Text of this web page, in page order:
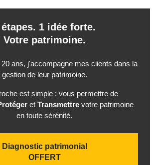
1 idée forte.
Votre patrimoine.
ans, j'accompagne mes clients dans la
gestion de leur patrimoine.
est simple : vous permettre de
et Transmettrevotre patrimoine
en toute sérénité.
Diagnostic patrimonial
OFFERT